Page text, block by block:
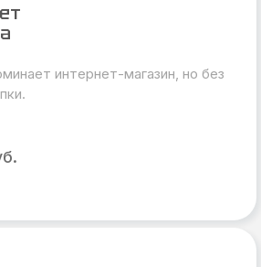
интернет-магазин, но без